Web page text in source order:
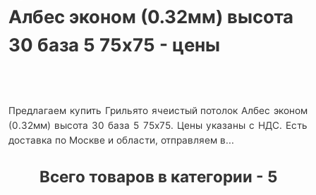
Албес эконом (0.32мм) высота
30 база 5 75x75 - цены
Предлагаем купить Грильято ячеистый потолок Албес эконом
(0.32мм) высота 30 база 5 75x75. Цены указаны с НДС. Есть
доставка по Москве и области, отправляем в...
Всего товаров в категории - 5